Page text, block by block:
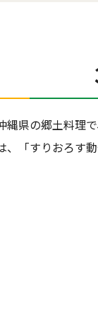
縄県の郷土料理
、「すりおろす